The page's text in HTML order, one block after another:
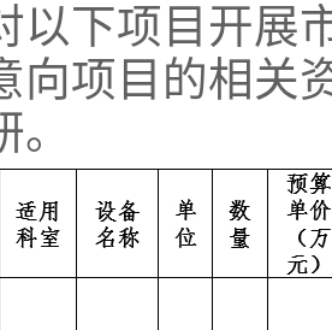
以下项目开展
向项目的相关